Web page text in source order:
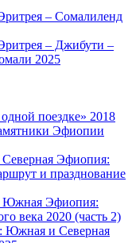
– Cомалиленд
– Джибути –
2025
поездке» 2018
Эфиопии
Эфиопия:
и празднование
Южная Эфиопия:
века 2020 (часть 2)
Южная и Северная